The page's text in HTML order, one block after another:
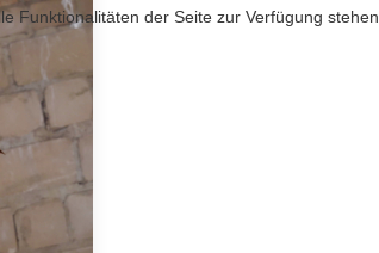
Funktionalitäten der Seite zur Verfügung stehen.